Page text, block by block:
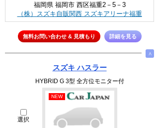
福岡県 福岡市 西区福重2－5－3
（株）スズキ自販関西 スズキアリーナ福重
無料お問い合わせ & 見積もり 詳細を見る
∧
スズキ ハスラー
HYBRID G 3型 全方位モニター付
選択
NEW